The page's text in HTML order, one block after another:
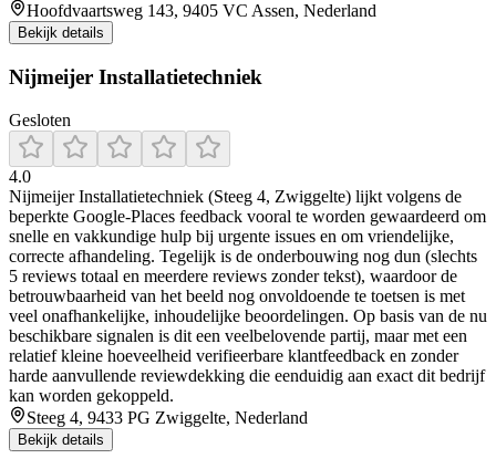
Hoofdvaartsweg 143, 9405 VC Assen, Nederland
Bekijk details
Nijmeijer Installatietechniek
Gesloten
4.0
Nijmeijer Installatietechniek (Steeg 4, Zwiggelte) lijkt volgens de
beperkte Google-Places feedback vooral te worden gewaardeerd om
snelle en vakkundige hulp bij urgente issues en om vriendelijke,
correcte afhandeling. Tegelijk is de onderbouwing nog dun (slechts
5 reviews totaal en meerdere reviews zonder tekst), waardoor de
betrouwbaarheid van het beeld nog onvoldoende te toetsen is met
veel onafhankelijke, inhoudelijke beoordelingen. Op basis van de nu
beschikbare signalen is dit een veelbelovende partij, maar met een
relatief kleine hoeveelheid verifieerbare klantfeedback en zonder
harde aanvullende reviewdekking die eenduidig aan exact dit bedrijf
kan worden gekoppeld.
Steeg 4, 9433 PG Zwiggelte, Nederland
Bekijk details